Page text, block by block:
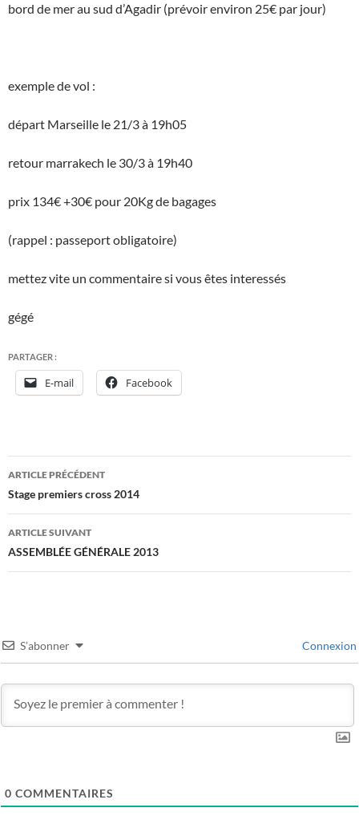
bord de mer au sud d’Agadir (prévoir environ 25€ par jour)
exemple de vol :
départ Marseille le 21/3 à 19h05
retour marrakech le 30/3 à 19h40
prix 134€ +30€ pour 20Kg de bagages
(rappel : passeport obligatoire)
mettez vite un commentaire si vous êtes interessés
gégé
PARTAGER :
E-mail Facebook
Navigation
des
articles
ARTICLE PRÉCÉDENT
Stage premiers cross 2014
ARTICLE SUIVANT
ASSEMBLÉE GÉNÉRALE 2013
S’abonner Connexion
0 COMMENTAIRES